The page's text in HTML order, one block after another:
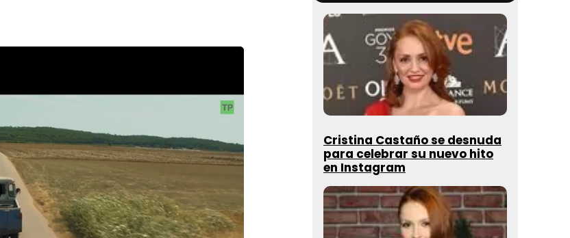
Cristina Castaño se desnuda
para celebrar su nuevo hito
en Instagram